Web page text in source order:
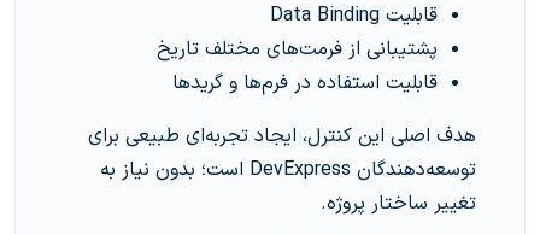
قابلیت Data Binding
پشتیبانی از فرمت‌های مختلف تاریخ
قابلیت استفاده در فرم‌ها و گریدها
هدف اصلی این کنترل، ایجاد تجربه‌ای طبیعی برای
توسعه‌دهندگان DevExpress است؛ بدون نیاز به
تغییر ساختار پروژه.